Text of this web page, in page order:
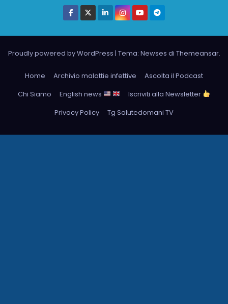
Proudly powered by WordPress | Tema: Newses di Themeansar.
Home Archivio malattie infettive
Ascolta il Podcast
Chi Siamo
English news
Iscriviti alla Newsletter
Privacy Policy
Tg Salutedomani TV